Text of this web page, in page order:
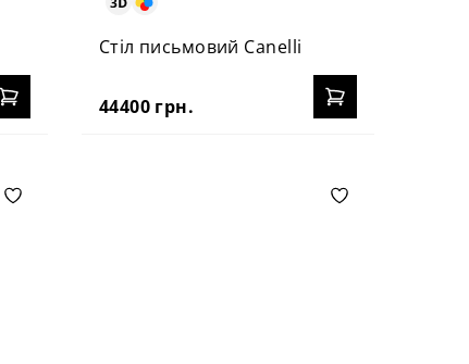
Стіл письмовий Canelli
44400 грн.